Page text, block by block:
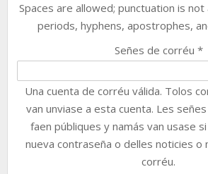
Spaces are allowed; punctuation is
periods, hyphens, apostrophes,
Señes de corréu *
Una cuenta de corréu válida. Tolos
van unviase a esta cuenta. Les
faen públiques y namás van usase
nueva contraseña o delles noticies o
corréu.